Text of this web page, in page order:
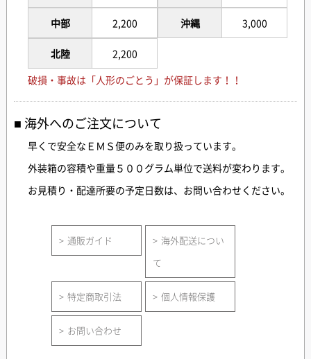
中部
北陸
2,200
2,200
沖縄 3,000
破損・事故は「人形のごとう」が保証します！！
海外へのご注文について
早くで安全なＥＭＳ便のみを取り扱っています。
外装箱の容積や重量５００グラム単位で送料が変わります。
お見積り・配達所要の予定日数は、お問い合わせください。
通販ガイド
海外配送につい
て
特定商取引法 個人情報保護
お問い合わせ